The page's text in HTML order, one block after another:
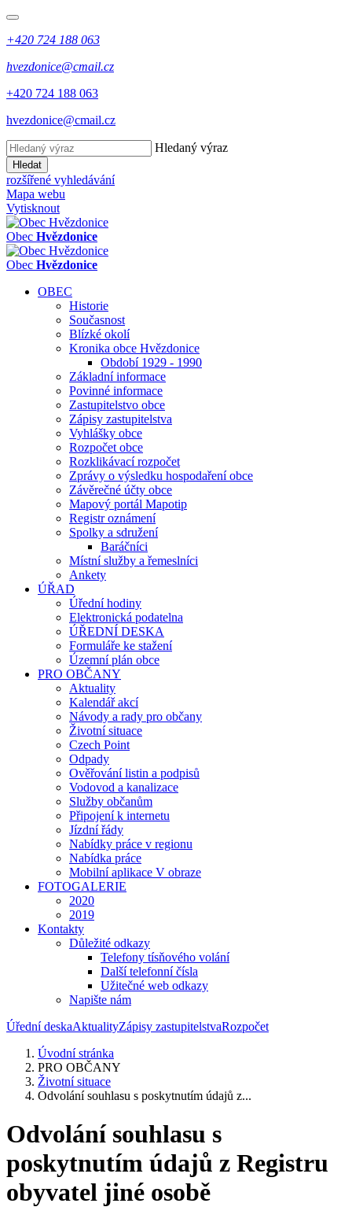
+420 724 188 063
hvezdonice@cmail.cz
+420 724 188 063
hvezdonice@cmail.cz
Hledaný výraz
Hledat
rozšířené vyhledávání
Mapa webu
Vytisknout
Obec Hvězdonice
Obec Hvězdonice
OBEC
Historie
Současnost
Blízké okolí
Kronika obce Hvězdonice
Období 1929 - 1990
Základní informace
Povinné informace
Zastupitelstvo obce
Zápisy zastupitelstva
Vyhlášky obce
Rozpočet obce
Rozklikávací rozpočet
Zprávy o výsledku hospodaření obce
Závěrečné účty obce
Mapový portál Mapotip
Registr oznámení
Spolky a sdružení
Baráčníci
Místní služby a řemeslníci
Ankety
ÚŘAD
Úřední hodiny
Elektronická podatelna
ÚŘEDNÍ DESKA
Formuláře ke stažení
Územní plán obce
PRO OBČANY
Aktuality
Kalendář akcí
Návody a rady pro občany
Životní situace
Czech Point
Odpady
Ověřování listin a podpisů
Vodovod a kanalizace
Služby občanům
Připojení k internetu
Jízdní řády
Nabídky práce v regionu
Nabídka práce
Mobilní aplikace V obraze
FOTOGALERIE
2020
2019
Kontakty
Důležité odkazy
Telefony tísňového volání
Další telefonní čísla
Užitečné web odkazy
Napište nám
Úřední deskaAktualityZápisy zastupitelstvaRozpočet
Úvodní stránka
PRO OBČANY
Životní situace
Odvolání souhlasu s poskytnutím údajů z...
Odvolání souhlasu s
poskytnutím údajů z Registru
obyvatel jiné osobě